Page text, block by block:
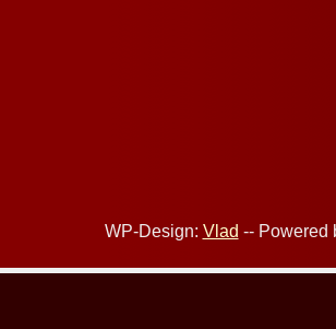
WP-Design: Vlad -- Powered